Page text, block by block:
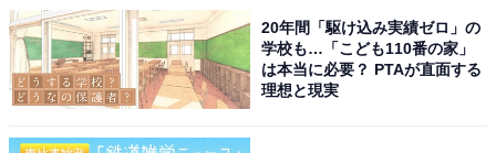
次ページ 10位までのランキング結果を見る
20年間「駆け込み実績ゼロ」の
学校も…「こども110番の家」
は本当に必要？ PTAが直面する
理想と現実